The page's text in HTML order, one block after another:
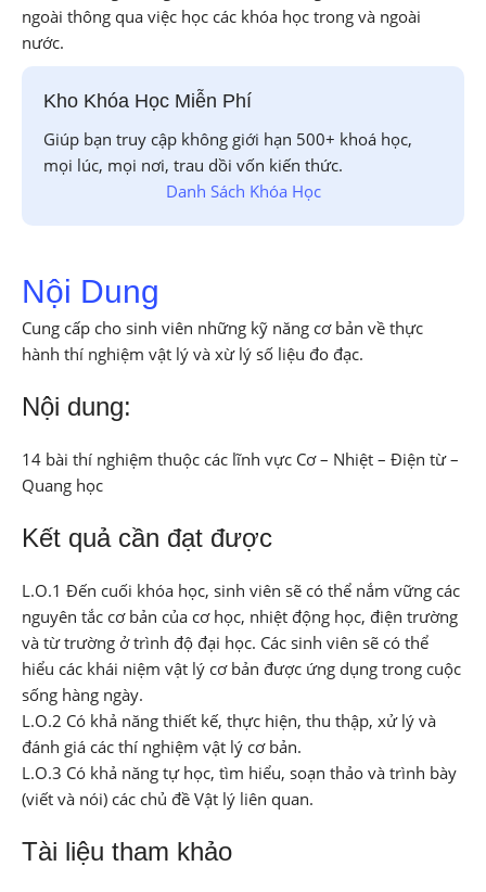
ngoài thông qua việc học các khóa học trong và ngoài
nước.
Kho Khóa Học Miễn Phí
Giúp bạn truy cập không giới hạn 500+ khoá học,
mọi lúc, mọi nơi, trau dồi vốn kiến thức.
Danh Sách Khóa Học
Nội Dung
Cung cấp cho sinh viên những kỹ năng cơ bản về thực
hành thí nghiệm vật lý và xừ lý số liệu đo đạc.
Nội dung:
14 bài thí nghiệm thuộc các lĩnh vực Cơ – Nhiệt – Điện từ –
Quang học
Kết quả cần đạt được
L.O.1 Đến cuối khóa học, sinh viên sẽ có thể nắm vững các
nguyên tắc cơ bản của cơ học, nhiệt động học, điện trường
và từ trường ở trình độ đại học. Các sinh viên sẽ có thể
hiểu các khái niệm vật lý cơ bản được ứng dụng trong cuộc
sống hàng ngày.
L.O.2 Có khả năng thiết kế, thực hiện, thu thập, xử lý và
đánh giá các thí nghiệm vật lý cơ bản.
L.O.3 Có khả năng tự học, tìm hiểu, soạn thảo và trình bày
(viết và nói) các chủ đề Vật lý liên quan.
Tài liệu tham khảo